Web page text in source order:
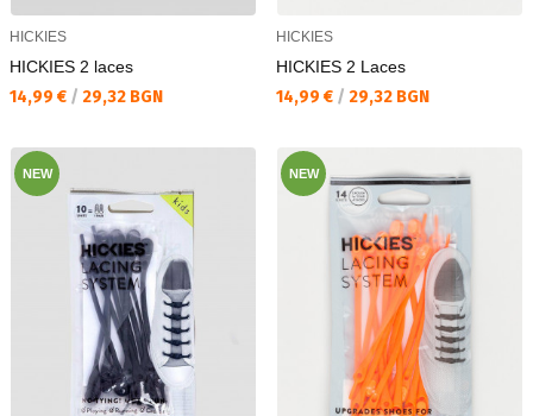
HICKIES
HICKIES 2 laces
Текуща цена:
14,99 € / 29,32 BGN
HICKIES
HICKIES 2 Laces
Текуща цена:
14,99 € / 29,32 BGN
NEW NEW